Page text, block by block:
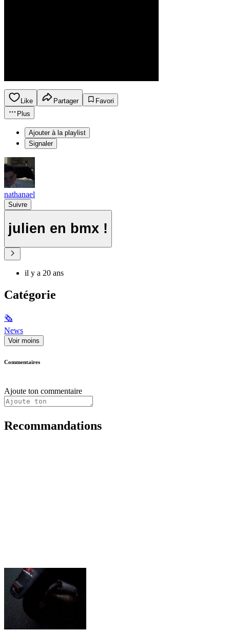
Like Partager
Favori
Plus
Ajouter à la playlist
Signaler
nathanael
Suivre
julien en bmx !
il y a 20 ans
Catégorie
🗞
News
Voir moins
Commentaires
Ajoute ton commentaire
Recommandations